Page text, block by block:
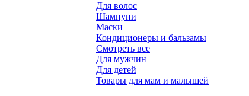
Для волос
Шампуни
Маски
Кондиционеры и бальзамы
Смотреть все
Для мужчин
Для детей
Товары для мам и малышей